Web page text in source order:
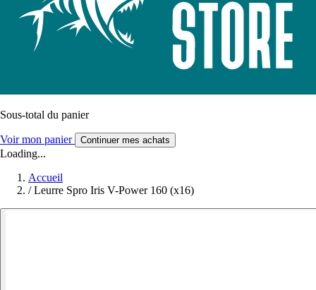
Sous-total du panier
Voir mon panier Continuer mes achats
Loading...
Accueil
/ Leurre Spro Iris V-Power 160 (x16)